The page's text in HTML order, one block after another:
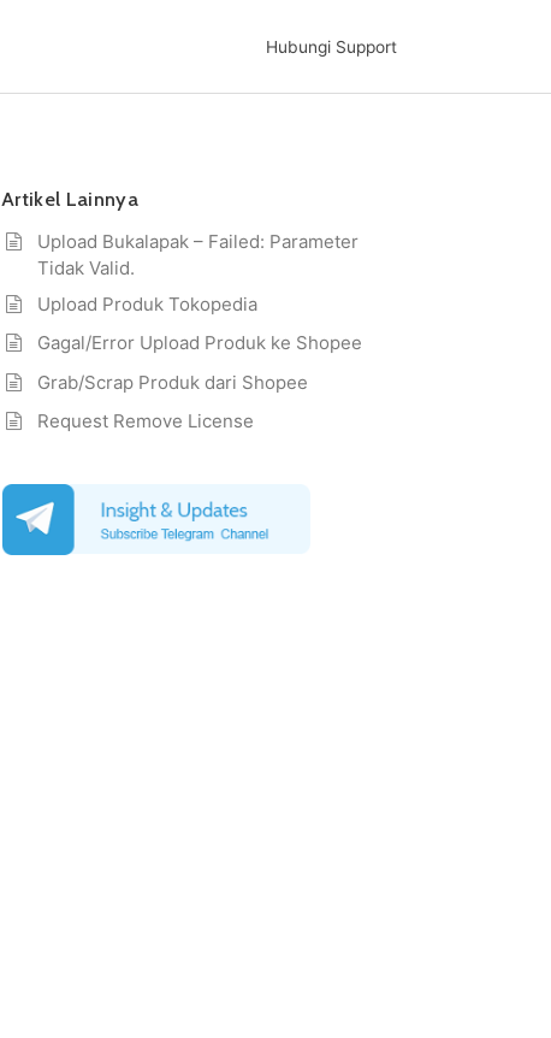
Hubungi Support
Artikel Lainnya
Upload Bukalapak – Failed: Parameter
Tidak Valid.
Upload Produk Tokopedia
Gagal/Error Upload Produk ke Shopee
Grab/Scrap Produk dari Shopee
Request Remove License